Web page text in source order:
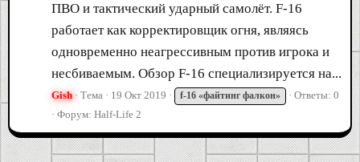
ПВО и тактический ударный самолёт. F-16
работает как корректировщик огня, являясь
одновременно неагрессивным против игрока и
несбиваемым. Обзор F-16 специализируется на...
Gish Тема 19 Окт 2019 f-16 «файтинг фалкон»
Ответы: 0
Форум: Half-Life 2